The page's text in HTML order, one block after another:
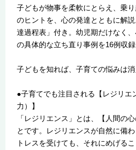
子どもが物事を柔軟にとらえ、乗
のヒントを、心の発達とともに解
達過程表」付き。幼児期だけなく
の具体的な立ち直り事例を16例収録
子どもを知れば、子育ての悩みは
●子育てでも注目される【レジリエ
力）】
「レジリエンス」とは、【人間の
とです。レジリエンスが自然に備
トレスを受けても、それにめげる